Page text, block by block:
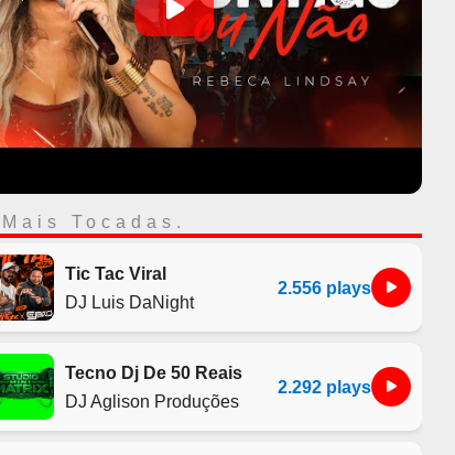
Mais Tocadas.
Tic Tac Viral
DJ Luis DaNight
2.556 plays
Tecno Dj De 50 Reais
DJ Aglison Produções
2.292 plays